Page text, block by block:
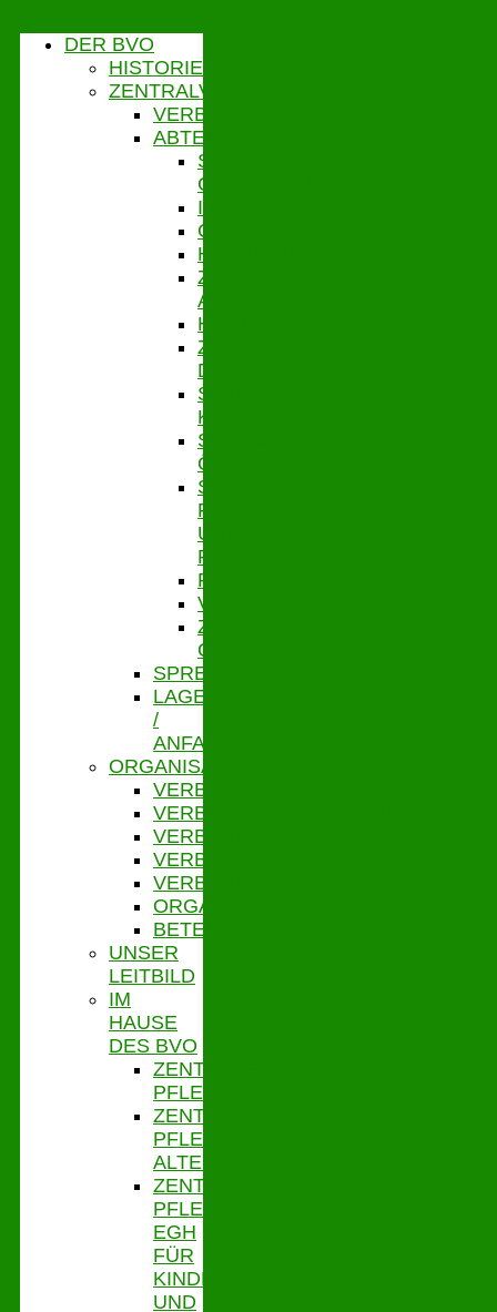
DER BVO
HISTORIE
ZENTRALVERWALTUNG
VERBANDSGESCHÄFTSFÜHRUNG
ABTEILUNGEN
STABSSTELLE
CONTROLLING
IT
GEBÄUDEMANAGEMENT
HAUSHALT
ZENTRALES
ABRECHNUNGSMANAGEMENT
HYGIENEMANAGEMENT
ZENTRALE
DIENSTE
STABSSTELLE
KASSENAUFSICHT
STABSSTELLE
ÖFFENTLICHKEITSARBEIT
STABSSTELLE
FÖRDER-
UND
PROJEKTMANAGEMENT
PERSONAL
VERBANDSSTEUERUNG
ZENTRALES
QUALITÄTSMANAGEMENT
SPRECHZEITEN
LAGE
/
ANFAHRT
ORGANISATION
VERBANDSVORSITZ
VERBANDSGESCHÄFTSFÜHRUNG
VERBANDSVERSAMMLUNG
VERBANDSAUSSCHUSS
VERBANDSORDNUNG
ORGANIGRAMM
BETEILIGUNGEN
UNSER
LEITBILD
IM
HAUSE
DES BVO
ZENTRALE
PFLEGESATZSTELLE
ZENTRALE
PFLEGESATZSTELLE
ALTENHILFE
ZENTRALE
PFLEGESATZSTELLE
EGH
FÜR
KINDER
UND